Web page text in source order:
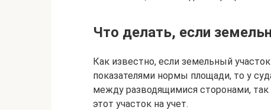
Что делать, если
Как известно, если земельный
показателями нормы площади, то у
между разводящимися сторонами, так
этот участок на учет.